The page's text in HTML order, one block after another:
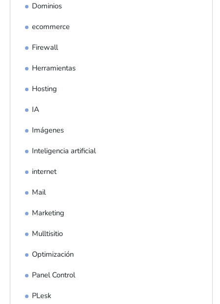
Dominios
ecommerce
Firewall
Herramientas
Hosting
IA
Imágenes
Inteligencia artificial
internet
Mail
Marketing
Mulltisitio
Optimización
Panel Control
PLesk